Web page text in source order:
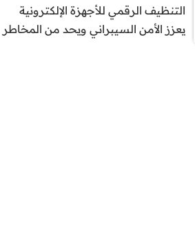
التنظيف الرقمي للأجهزة الإلكترونية
يعزز الأمن السيبراني ويحد من المخاطر